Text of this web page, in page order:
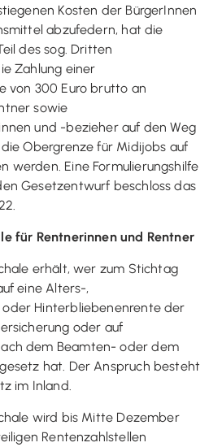
Kosten der BürgerInnen
abzufedern, hat die
des sog. Dritten
Zahlung einer
von 300 Euro brutto an
sowie
und -bezieher auf den Weg
Obergrenze für Midijobs auf
werden. Eine Formulierungshilfe
Gesetzentwurf beschloss das
für Rentnerinnen und Rentner
erhält, wer zum Stichtag
eine Alters-,
Hinterbliebenenrente der
oder auf
dem Beamten- oder dem
hat. Der Anspruch besteht
im Inland.
wird bis Mitte Dezember
Rentenzahlstellen